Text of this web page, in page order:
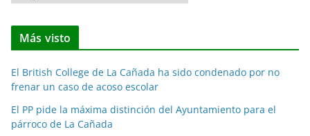
o
t
i
a
s
p
Más visto
El British College de La Cañada ha sido condenado por no
frenar un caso de acoso escolar
El PP pide la máxima distinción del Ayuntamiento para el
párroco de La Cañada